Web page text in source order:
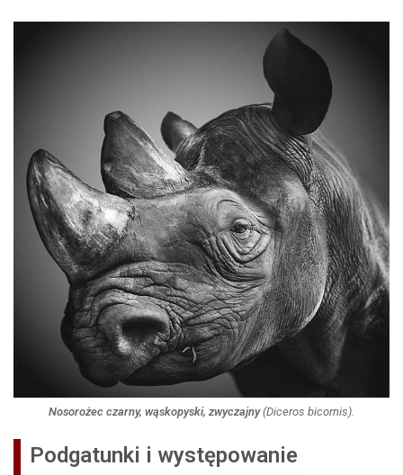
Nosorożec czarny, wąskopyski, zwyczajny(Diceros bicornis).
Podgatunki i występowanie